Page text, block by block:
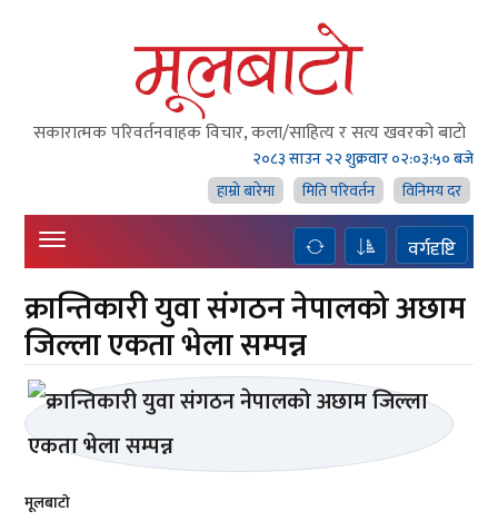
सकारात्मक परिवर्तनवाहक विचार, कला/साहित्य र सत्य खवरको बाटाे
२०८३ साउन २२ शुक्रवार०२:०३:५० बजे
हाम्राे बारेमा
मिति परिवर्तन विनिमय दर
वर्गदृष्टि
क्रान्तिकारी युवा संगठन नेपालको अछाम
जिल्ला एकता भेला सम्पन्न
मूलबाटाे